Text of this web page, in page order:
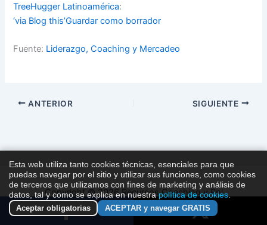
TreeHugger Latinoamérica:
‘via Blog this’Guardar como borrador
Fuente: Liderazgo, Coaching y Mercadeo
ANTERIOR SIGUIENTE
Copyright © 2026 Recursos Coaching y Pnl
Esta web utiliza tanto cookies técnicas, esenciales para que
puedas navegar por el sitio y utilizar sus funciones, como cookies
de terceros que utilizamos con fines de marketing y análisis de
datos, tal y como se explica en nuestrapolítica de cookies.
Aceptar obligatorias ACEPTAR y navegar GRATIS